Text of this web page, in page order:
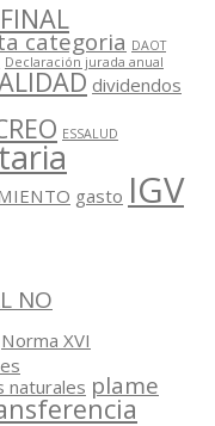
categoria DAOT
Declaración jurada anual
dividendos
ESSALUD
gasto IGV
NO
Norma XVI
naturales plame